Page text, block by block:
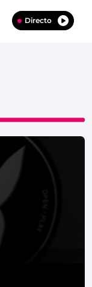
Directo